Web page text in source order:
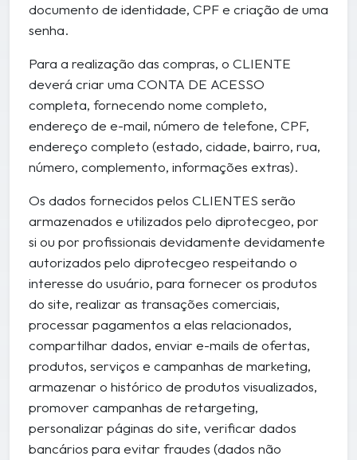
documento de identidade, CPF e criação de uma
senha.
Para a realização das compras, o CLIENTE
deverá criar uma CONTA DE ACESSO
completa, fornecendo nome completo,
endereço de e-mail, número de telefone, CPF,
endereço completo (estado, cidade, bairro, rua,
número, complemento, informações extras).
Os dados fornecidos pelos CLIENTES serão
armazenados e utilizados pelo diprotecgeo, por
si ou por profissionais devidamente devidamente
autorizados pelo diprotecgeo respeitando o
interesse do usuário, para fornecer os produtos
do site, realizar as transações comerciais,
processar pagamentos a elas relacionados,
compartilhar dados, enviar e-mails de ofertas,
produtos, serviços e campanhas de marketing,
armazenar o histórico de produtos visualizados,
promover campanhas de retargeting,
personalizar páginas do site, verificar dados
bancários para evitar fraudes (dados não